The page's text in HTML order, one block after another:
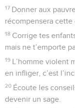
17 Donner aux
récompensera cette
18 Corrige tes
mais ne t’emporte
19 L’homme violent
en infliger, c’est
20 Écoute les
devenir un sage.